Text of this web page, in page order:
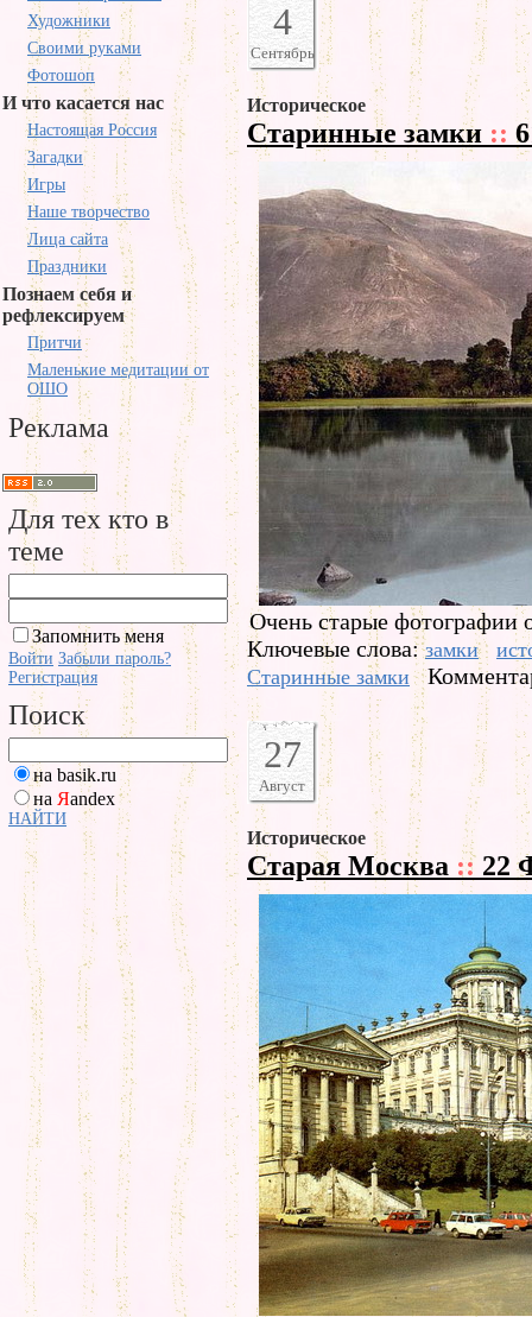
Художники
Своими руками
Фотошоп
И что касается нас
Настоящая Россия
Загадки
Игры
Наше творчество
Лица сайта
Праздники
Познаем себя и
рефлексируем
Притчи
Маленькие медитации от
ОШО
Реклама
Для тех кто в
теме
Запомнить меня
Войти Забыли пароль?
Регистрация
Поиск
на basik.ru
на Яandex
НАЙТИ
4
Сентябрь
Историческое
Старинные замки ::
Очень старые фотографии
Ключевые слова:замки
Старинные замки
27
Август
Историческое
Старая Москва ::22